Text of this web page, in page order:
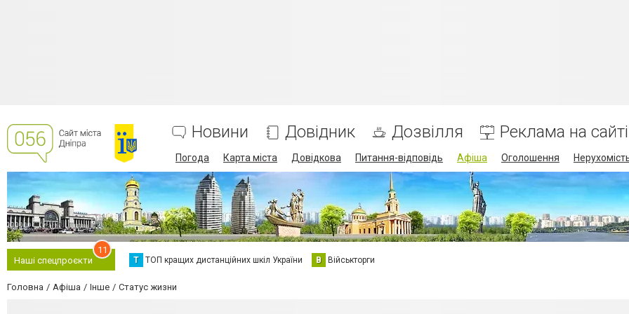
Новини Довідник Дозвілля Реклама на сайті
Погода Карта міста Довідкова Питання-відповідь Афіша Оголошення
Наші спецпроєкти
11
Т ТОП кращих дистанційних шкіл України В Військторги
Головна Афіша Інше Статус жизни